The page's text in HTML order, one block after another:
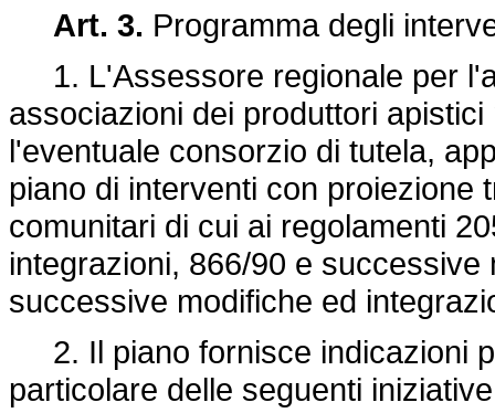
Art. 3. Programma degli
1. L'Assessore regionale per
associazioni dei produttori
l'eventuale consorzio di tutela,
piano di interventi con proiezione
comunitari di cui ai regolamenti
integrazioni, 866/90 e
successive modifiche ed
2. Il piano fornisce indicazioni
particolare delle seguenti